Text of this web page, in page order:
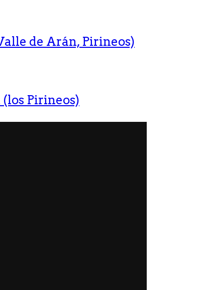
de Arán, Pirineos)
Pirineos)